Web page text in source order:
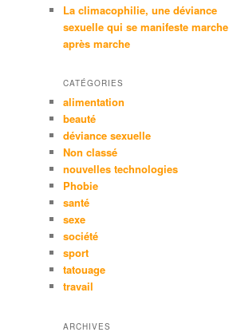
La climacophilie, une déviance
sexuelle qui se manifeste marche
après marche
CATÉGORIES
alimentation
beauté
déviance sexuelle
Non classé
nouvelles technologies
Phobie
santé
sexe
société
sport
tatouage
travail
ARCHIVES